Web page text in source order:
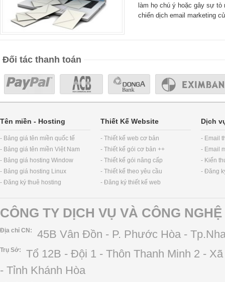
làm họ chú ý hoặc gây sự
chiến dịch email marketing
Đối tác thanh toán
Tên miền - Hosting
- Bảng giá tên miền quốc tế
- Bảng giá tên miền Việt Nam
- Bảng giá hosting Window
- Bảng giá hosting Linux
- Đăng ký thuê hosting
Thiết Kế Website
- Thiết kế web cơ bản
- Thiết kế gói cơ bản ++
- Thiết kế gói nâng cấp
- Thiết kế theo yêu cầu
- Đăng ký thiết kế web
Dịch
- Email
- Email
- Kiến
- Đăng
CÔNG TY DỊCH VỤ VÀ CÔNG
Địa chỉ CN: 45B Vân Đồn - P. Phước Hòa -
Trụ Sở:
Tổ 12B - Đội 1 - Thôn Thanh Minh 2 -
- Tỉnh Khánh Hòa